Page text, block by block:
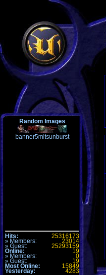
Random Images
banner5mitsunburst
Hits: 25316173
» Members: 23014
» Guest: 25293159
Online: 19
» Members: 0
» Guest: 19
Most Online: 15849
Yesterday: 4283